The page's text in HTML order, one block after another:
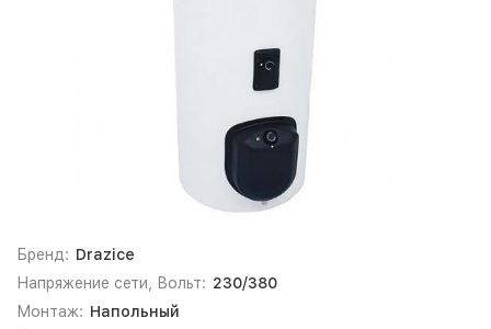
Бренд: Drazice
Напряжение сети, Вольт: 230/380
Монтаж: Напольный